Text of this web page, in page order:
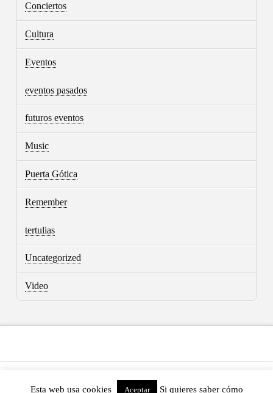
Conciertos
Cultura
Eventos
eventos pasados
futuros eventos
Music
Puerta Gótica
Remember
tertulias
Uncategorized
Video
Esta web usa cookies Aceptar Si quieres saber cómo